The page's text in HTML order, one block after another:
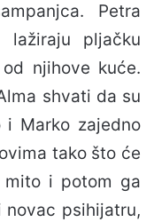
Petra
pljačku
njihove kuće.
shvati da su
i Marko zajedno
tako što će
mito i potom ga
novac psihijatru,